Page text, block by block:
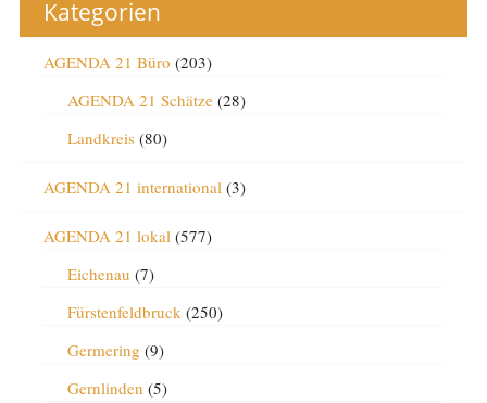
Kategorien
AGENDA 21 Büro (203)
AGENDA 21 Schätze(28)
Landkreis(80)
AGENDA 21 international (3)
AGENDA 21 lokal (577)
Eichenau (7)
Fürstenfeldbruck (250)
Germering (9)
Gernlinden (5)